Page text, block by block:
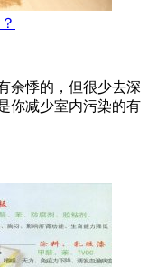
余悸的，但很少去深
你减少室内污染的有